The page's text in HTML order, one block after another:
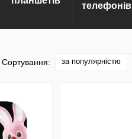
телефонів
Сортування: за популярністю